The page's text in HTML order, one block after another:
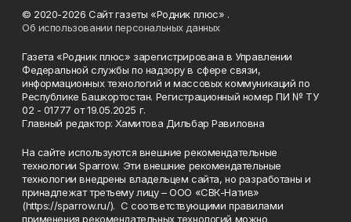
© 2020-2026 Сайт газеты «Родник плюс» .
Об использовании персональных данных
Газета «Родник плюс» зарегистрирована в Управлении
Федеральной службы по надзору в сфере связи,
информационных технологий и массовых коммуникаций по
Республике Башкортостан. Регистрационный номер ПИ № ТУ
02 - 01777 от 19.05.2025 г.
Главный редактор: Хамитова Дильбар Равиловна
На сайте используются внешние рекомендательные
технологии Sparrow. Эти внешние рекомендательные
технологии внедрены владельцем сайта, но разработаны и
принадлежат третьему лицу – ООО «СВК-Натив»
(https://sparrow.ru/). С соответствующими правилами
применения рекомендательных технологий можно